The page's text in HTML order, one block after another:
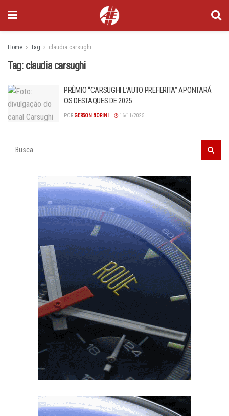
Home Tag claudia carsughi
Tag: claudia carsughi
PRÊMIO “CARSUGHI L’AUTO PREFERITA” APONTARÁ
OS DESTAQUES DE 2025
POR GERSON BORINI 16/11/2025